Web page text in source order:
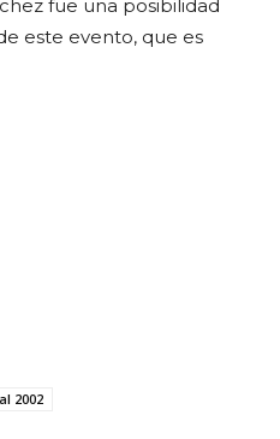
fue una posibilidad
este evento, que es
2002